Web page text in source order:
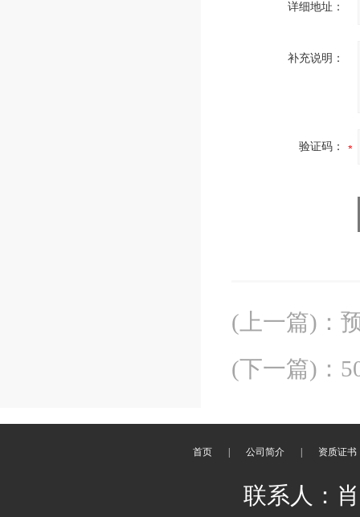
详细地址：
补充说明：
验证码：
(上一篇) ：
(下一篇) ：
首页 公司简介 资质证书
联系人：